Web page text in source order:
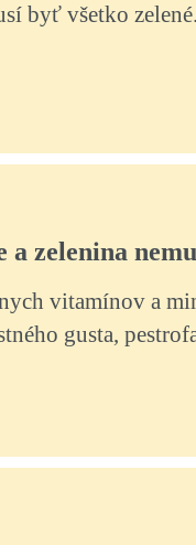
byť všetko
a zelenina
vitamínov a
gusta,